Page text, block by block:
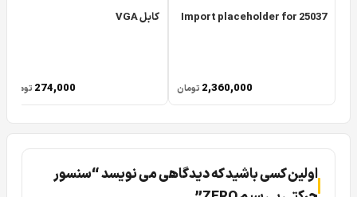
Import placeholder for 25037
2,360,000 تومان
کابل VGA
274,000 تومان
اولین کسی باشید که دیدگاهی می نویسد “سنسور